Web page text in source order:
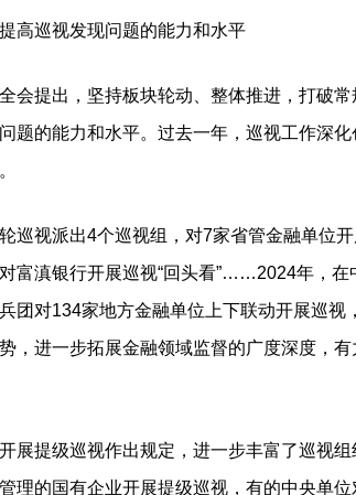
巡视发现问题的能力和水平
提出，坚持板块轮动、整体推进，打破常
题的能力和水平。过去一年，巡视工作深
视派出4个巡视组，对7家省管金融单位开
富滇银行开展巡视“回头看”……2024年，
团对134家地方金融单位上下联动开展巡
，进一步拓展金融领域监督的广度深度，
提级巡视作出规定，进一步丰富了巡视组
理的国有企业开展提级巡视，有的中央单